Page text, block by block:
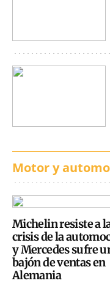
Motor y
Michelin resiste a
crisis de la
y Mercedes sufre
bajón de ventas en
Alemania